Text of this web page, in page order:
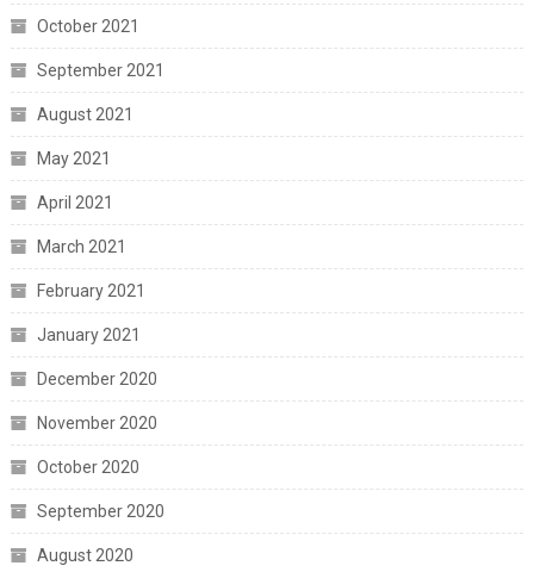
October 2021
September 2021
August 2021
May 2021
April 2021
March 2021
February 2021
January 2021
December 2020
November 2020
October 2020
September 2020
August 2020